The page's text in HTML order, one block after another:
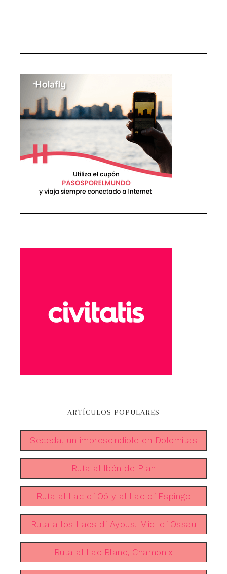
ARTÍCULOS POPULARES
Seceda, un imprescindible en Dolomitas
Ruta al Ibón de Plan
Ruta al Lac d´Oô y al Lac d´Espingo
Ruta a los Lacs d´Ayous, Midi d´Ossau
Ruta al Lac Blanc, Chamonix